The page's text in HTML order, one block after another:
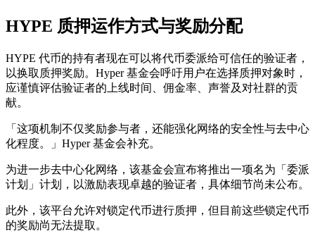
HYPE 质押运作方式与奖励分配
HYPE 代币的持有者现在可以将代币委派给可信任的验证者，
以换取质押奖励。Hyper 基金会呼吁用户在选择质押对象时，
应谨慎评估验证者的上线时间、佣金率、声誉及对社群的贡
献。
「这项机制不仅奖励参与者，还能强化网络的安全性与去中心
化程度。」Hyper 基金会补充。
为进一步去中心化网络，该基金会宣布将推出一项名为「委派
计划」计划，以激励表现卓越的验证者，具体细节尚未公布。
此外，该平台允许对锁定代币进行质押，但目前这些锁定代币
的奖励尚无法提取。